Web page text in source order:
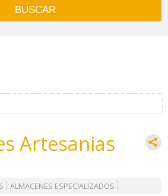
Artesanias
ALMACENES ESPECIALIZADOS